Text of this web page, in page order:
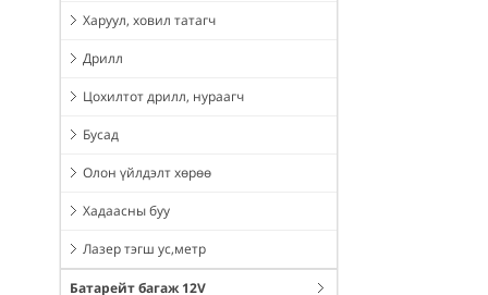
Харуул, ховил татагч
Дрилл
Цохилтот дрилл, нураагч
Бусад
Олон үйлдэлт хөрөө
Хадаасны буу
Лазер тэгш ус,метр
Батарейт багаж 12V